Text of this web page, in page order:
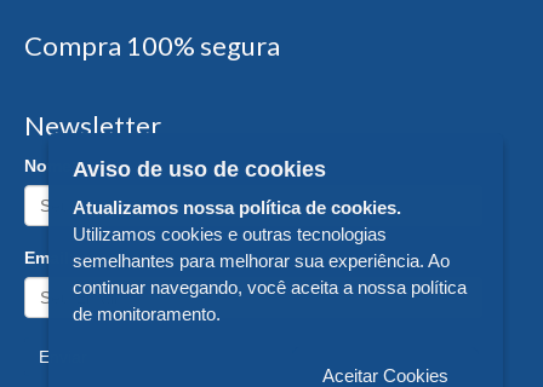
Compra 100% segura
Newsletter
Nome:
Email:
Enviar
Aviso de uso de cookies
Atualizamos nossa política de cookies.
Utilizamos cookies e outras tecnologias
semelhantes para melhorar sua experiência. Ao
continuar navegando, você aceita a nossa política
de monitoramento.
Aceitar Cookies